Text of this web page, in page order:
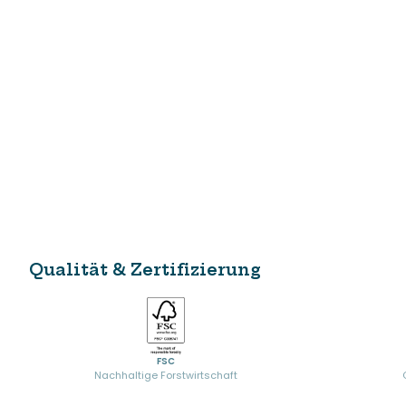
Qualität & Zertifizierung
FSC
Nachhaltige Forstwirtschaft